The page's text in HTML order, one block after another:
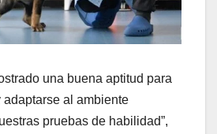
una buena aptitud para
adaptarse al ambiente
pruebas de habilidad”,